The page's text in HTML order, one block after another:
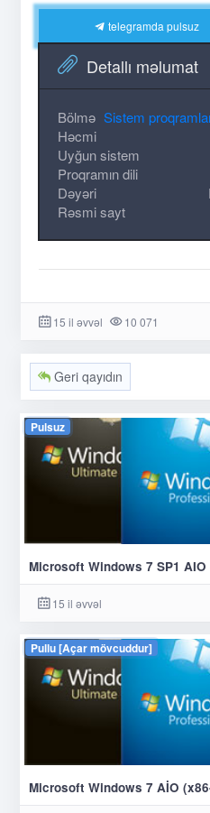
telegramda pulsuz
Detallı məlumat
Bölmə Sistem
Həcmi
Uyğun sistem
Proqramın dili
Dəyəri
Rəsmi sayt
15 il əvvəl 10 071
Geri qayıdın
Pulsuz
Microsoft Windows 7 SP1
15 il əvvəl
Pullu [Açar mövcuddur]
Microsoft Windows 7 AİO